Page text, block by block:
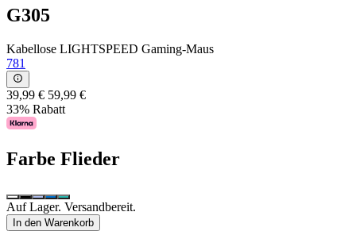
G305
Kabellose LIGHTSPEED Gaming-Maus
781
39,99 € 59,99 €
33% Rabatt
Farbe Flieder
Auf Lager. Versandbereit.
In den Warenkorb